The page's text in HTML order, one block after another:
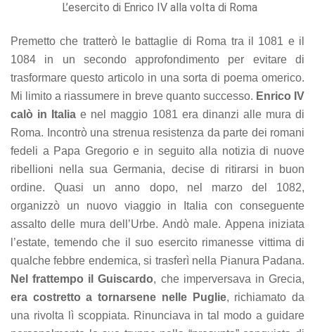
L’esercito di Enrico IV alla volta di Roma
Premetto che tratterò le battaglie di Roma tra il 1081 e il
1084 in un secondo approfondimento per evitare di
trasformare questo articolo in una sorta di poema omerico.
Mi limito a riassumere in breve quanto successo. Enrico IV
calò in Italiae nel maggio 1081 era dinanzi alle mura di
Roma. Incontrò una strenua resistenza da parte dei romani
fedeli a Papa Gregorio e in seguito alla notizia di nuove
ribellioni nella sua Germania, decise di ritirarsi in buon
ordine. Quasi un anno dopo, nel marzo del 1082,
organizzò un nuovo viaggio in Italia con conseguente
assalto delle mura dell’Urbe. Andò male. Appena iniziata
l’estate, temendo che il suo esercito rimanesse vittima di
qualche febbre endemica, si trasferì nella Pianura Padana.
Nel frattempo il Guiscardo, che imperversava in Grecia,
era costretto a tornarsene nelle Puglie, richiamato da
una rivolta lì scoppiata. Rinunciava in tal modo a guidare